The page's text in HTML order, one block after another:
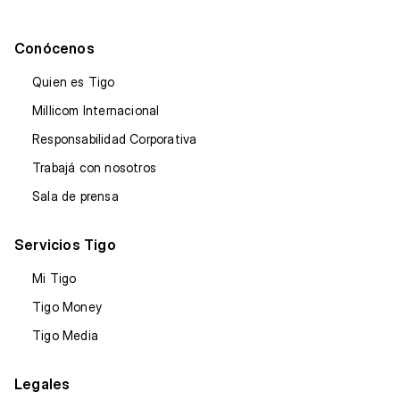
Conócenos
Quien es Tigo
Millicom Internacional
Responsabilidad Corporativa
Trabajá con nosotros
Sala de prensa
Servicios Tigo
Mi Tigo
Tigo Money
Tigo Media
Legales